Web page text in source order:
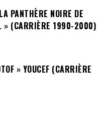
PANTHÈRE NOIRE DE
» (CARRIÈRE 1990-2000)
» YOUCEF (CARRIÈRE